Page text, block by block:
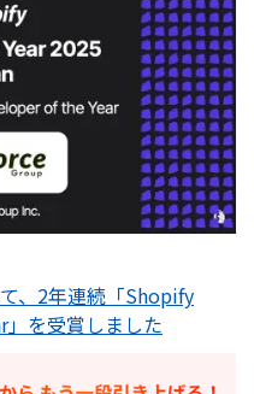
、2年連続「Shopify
を受賞しました